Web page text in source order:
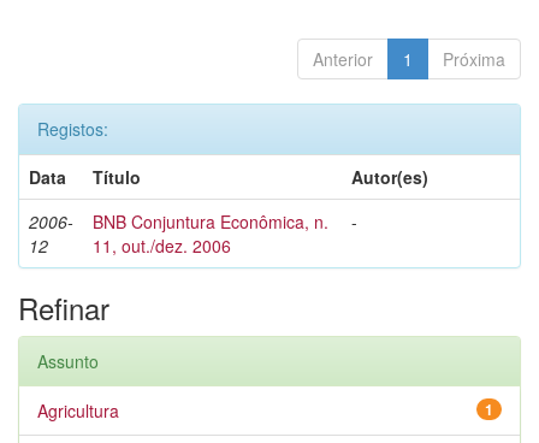
Anterior 1 Próxima
Registos:
Data
Título
Autor(es)
2006-
12
BNB Conjuntura Econômica, n.
11, out./dez. 2006
-
Refinar
Assunto
1
Agricultura